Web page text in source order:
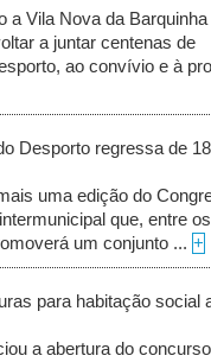
a Vila Nova da Barquinha
a juntar centenas de
ao convívio e à
Desporto regressa de
uma edição do
que, entre
um conjunto ... +
para habitação social
a abertura do